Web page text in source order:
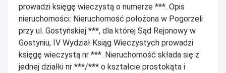
prowadzi księgę wieczystą o numerze ***. Opis
nieruchomości: Nieruchomość położona w Pogorzeli
przy ul. Gostyńskiej ***, dla której Sąd Rejonowy w
Gostyniu, IV Wydział Ksiąg Wieczystych prowadzi
księgę wieczystą nr ***. Nieruchomość składa się z
jednej działki nr ***/*** o kształcie prostokąta i